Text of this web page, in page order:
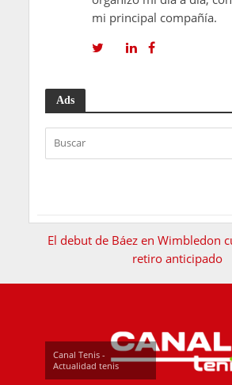
mi principal compañía.
Ads
El debut de Báez en Wimbledon
retiro anticipado
Canal Tenis -
Actualidad tenis